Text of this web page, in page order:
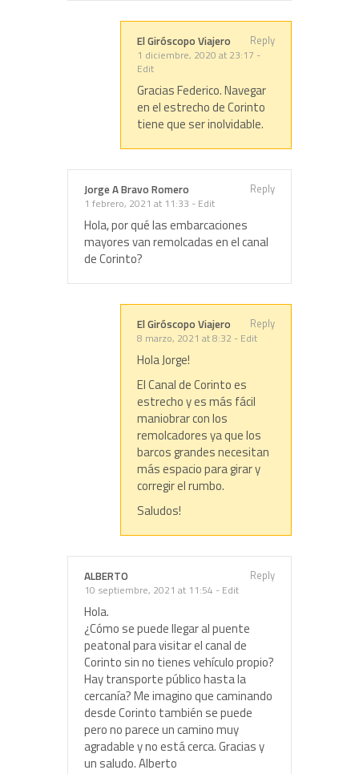
El Giróscopo Viajero
1 diciembre, 2020 at 23:17 -
Edit
Reply
Gracias Federico. Navegar
en el estrecho de Corinto
tiene que ser inolvidable.
Jorge A Bravo Romero
1 febrero, 2021 at 11:33 - Edit
Reply
Hola, por qué las embarcaciones
mayores van remolcadas en el canal
de Corinto?
El Giróscopo Viajero
8 marzo, 2021 at 8:32 - Edit
Reply
Hola Jorge!
El Canal de Corinto es
estrecho y es más fácil
maniobrar con los
remolcadores ya que los
barcos grandes necesitan
más espacio para girar y
corregir el rumbo.
Saludos!
ALBERTO
10 septiembre, 2021 at 11:54 - Edit
Reply
Hola.
¿Cómo se puede llegar al puente
peatonal para visitar el canal de
Corinto sin no tienes vehículo propio?
Hay transporte público hasta la
cercanía? Me imagino que caminando
desde Corinto también se puede
pero no parece un camino muy
agradable y no está cerca. Gracias y
un saludo. Alberto